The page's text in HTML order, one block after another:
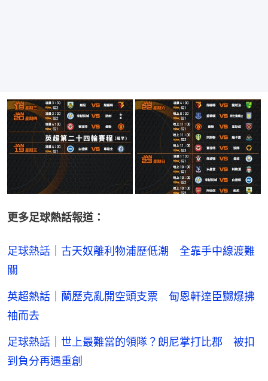
更多足球熱話報道：
足球熱話｜古天奴離利物浦歷低潮 全靠手中線渡難
關
英超熱話｜蘭歷克亂開空頭支票 甸恩軒達臣嬲爆拂
袖而去
足球熱話｜世上最難當的領隊？朗尼掌打比郡 被扣
到負分再遇重創